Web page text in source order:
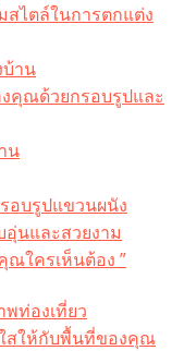
ไตล์ในการตกแต่ง
าน
คุณด้วยกรอบรูปและ
น
อบรูปแขวนผนัง
นและสวยงาม
ใครเห็นต้อง ”
พท่องเที่ยว
สให้กับพื้นที่ของคุณ